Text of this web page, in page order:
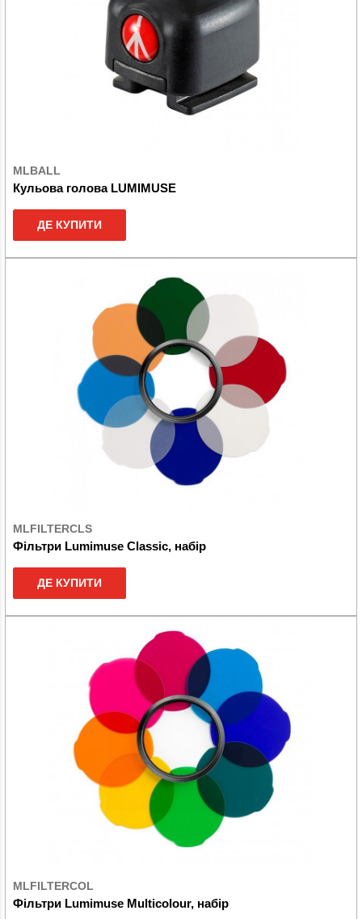
MLBALL
Кульова голова LUMIMUSE
ДЕ КУПИТИ
MLFILTERCLS
Фільтри Lumimuse Classic, набір
ДЕ КУПИТИ
MLFILTERCOL
Фільтри Lumimuse Multicolour, набір